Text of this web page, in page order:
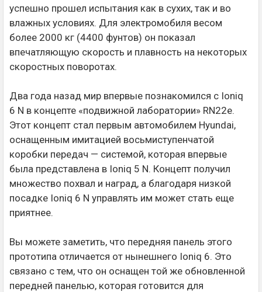
успешно прошел испытания как в сухих, так и во
влажных условиях. Для электромобиля весом
более 2000 кг (4400 фунтов) он показал
впечатляющую скорость и плавность на некоторых
скоростных поворотах.
Два года назад мир впервые познакомился с Ioniq
6 N в концепте «подвижной лаборатории» RN22e.
Этот концепт стал первым автомобилем Hyundai,
оснащенным имитацией восьмиступенчатой
коробки передач — системой, которая впервые
была представлена в Ioniq 5 N. Концепт получил
множество похвал и наград, а благодаря низкой
посадке Ioniq 6 N управлять им может стать еще
приятнее.
Вы можете заметить, что передняя панель этого
прототипа отличается от нынешнего Ioniq 6. Это
связано с тем, что он оснащен той же обновленной
передней панелью, которая готовится для